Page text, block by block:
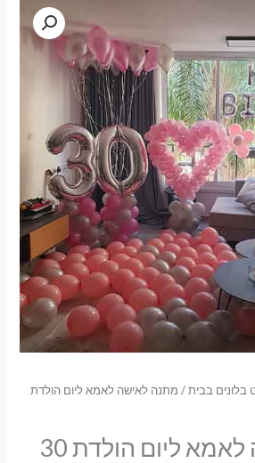
בלונים בבית/ מתנה לאישה לאמא ליום הולדת
ליום הולדת 30